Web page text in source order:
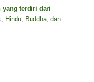
yang terdiri dari
Hindu, Buddha, dan